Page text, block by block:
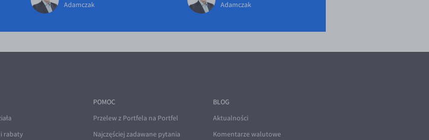
Adamczak
Adamczak
rabaty
POMOC
Przelew z Portfela na Portfel
Najczęściej zadawane pytania
BLOG
Aktualności
Komentarze walutowe